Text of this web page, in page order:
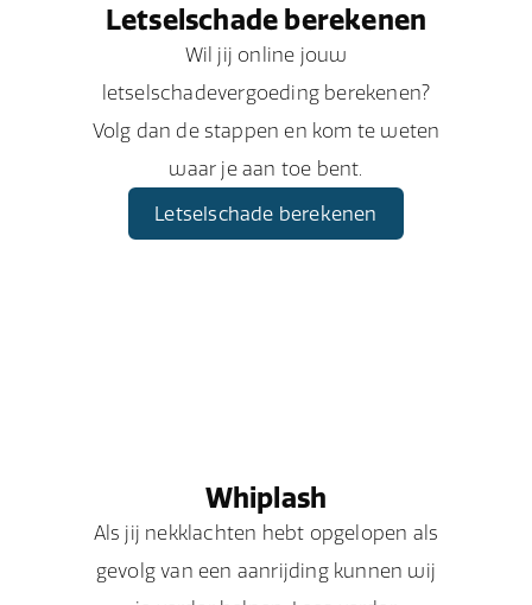
Letselschade berekenen
Wil jij online jouw
letselschadevergoeding berekenen?
Volg dan de stappen en kom te weten
waar je aan toe bent.
Letselschade berekenen
Whiplash
Als jij nekklachten hebt opgelopen als
gevolg van een aanrijding kunnen wij